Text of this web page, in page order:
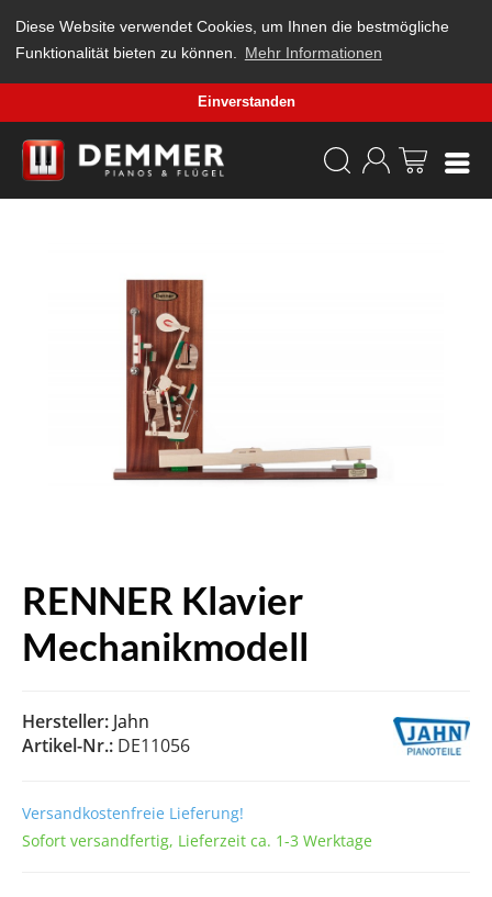
Diese Website verwendet Cookies, um Ihnen die bestmögliche
Funktionalität bieten zu können.
Mehr Informationen
Einverstanden
RENNER Klavier
Mechanikmodell
Hersteller: Jahn
Artikel-Nr.: DE11056
Versandkostenfreie Lieferung!
Sofort versandfertig, Lieferzeit ca. 1-3 Werktage